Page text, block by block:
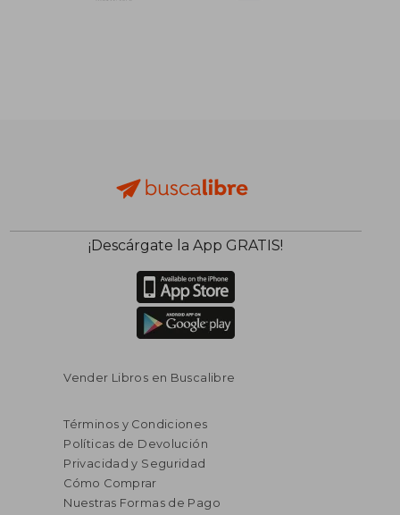
¡Descárgate la App GRATIS!
Vender Libros en Buscalibre
Términos y Condiciones
Políticas de Devolución
Privacidad y Seguridad
Cómo Comprar
Nuestras Formas de Pago